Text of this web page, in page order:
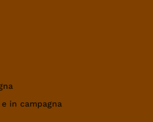
in campagna